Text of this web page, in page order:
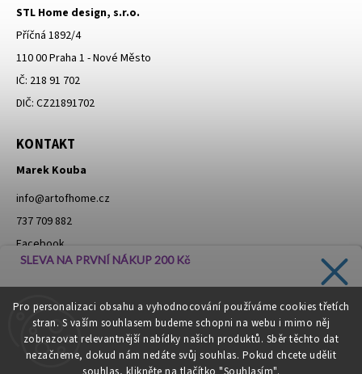
Pro personalizaci obsahu a vyhodnocování používáme cookies třetích
stran. S vaším souhlasem budeme schopni na webu i mimo něj
zobrazovat relevantnější nabídky našich produktů. Sběr těchto dat
nezačneme, dokud nám nedáte svůj souhlas. Pokud chcete udělit
STL Home design, s.r.o.
Příčná 1892/4
110 00 Praha 1 - Nové Město
IČ: 218 91 702
DIČ: CZ21891702
KONTAKT
Marek Kouba
info@artofhome.cz
737 709 882
Facebook
Instagram
Moje objednávka - odstoupení od smlouvy
SLEVA NA PRVNÍ NÁKUP 200 Kč
slevách přímo do vaší schránky!